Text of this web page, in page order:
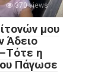
370 views
μου
Άδειο
η
Πάγωσε